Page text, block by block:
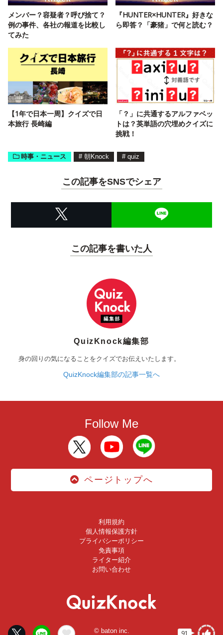
メンバー？容疑者？呼び捨て？
例の事件、各社の報道を比較し
てみた
『HUNTER×HUNTER』好きな
ら即答？「豪猪」で何と読む？
【1年で日本一周】クイズで日
本旅行 長崎編
「？」に共通するアルファベッ
トは？英単語の穴埋めクイズに
挑戦！
時事・ニュース # 朝Knock # quiz
この記事をSNSでシェア
この記事を書いた人
QuizKnock編集部
身の回りの気になることをクイズでお伝えいたします。
QuizKnock編集部の記事一覧へ
Follow Me
ページトップへ
利用規約
個人情報保護方針
プライバシーポリシー
免責事項
ライター紹介
お問い合わせ
© baton inc.